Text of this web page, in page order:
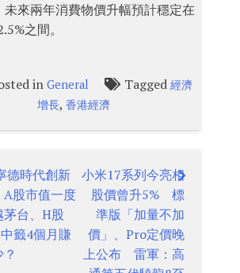
未來兩年消費物價升幅預計穩定在
之間。
in General Tagged 經濟
增長,香港經濟
德時代創新
股市值一度
茅台、H股
籤4個月賺
小米17系列今亮相
股價曾升5% 標
準版「加量不加
價」、Pro定價晚
上公布 雷軍：高